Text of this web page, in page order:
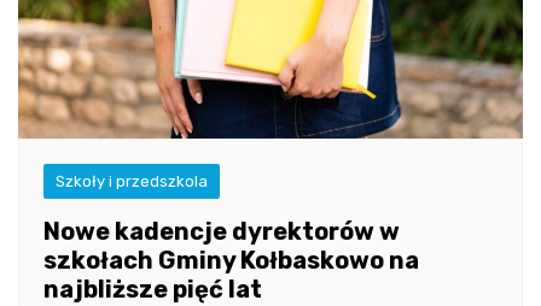
Szkoły i przedszkola
Nowe kadencje dyrektorów w
szkołach Gminy Kołbaskowo na
najbliższe pięć lat